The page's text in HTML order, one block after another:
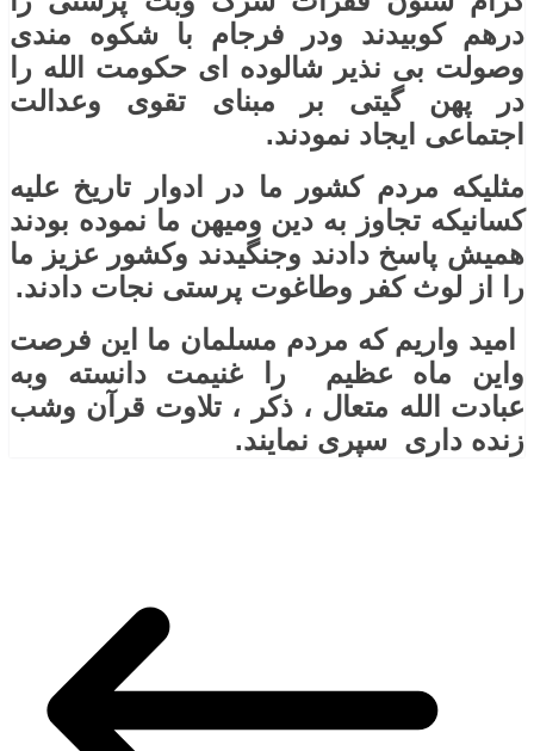
درهم کوبیدند ودر فرجام با شکوه مندی
وصولت بی نذیر شالوده ای حکومت الله را
در پهن گیتی بر مبنای تقوی وعدالت
اجتماعی ایجاد نمودند.
مثلیکه مردم کشور ما در ادوار تاریخ علیه
کسانیکه تجاوز به دین ومیهن ما نموده بودند
همیش پاسخ دادند وجنگیدند وکشور عزیز ما
را از لوث کفر وطاغوت پرستی نجات دادند.
امید واریم که مردم مسلمان ما این فرصت
واین ماه عظیم را غنیمت دانسته وبه
عبادت الله متعال ، ذکر ، تلاوت قرآن وشب
زنده داری سپری نمایند.